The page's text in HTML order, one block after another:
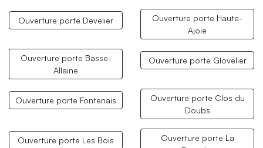
Ouverture porte Develier
Ouverture porte Haute-
Ajoie
Ouverture porte Basse-
Allaine
Ouverture porte Glovelier
Ouverture porte Fontenais
Ouverture porte Clos du
Doubs
Ouverture porte Les Bois
Ouverture porte La